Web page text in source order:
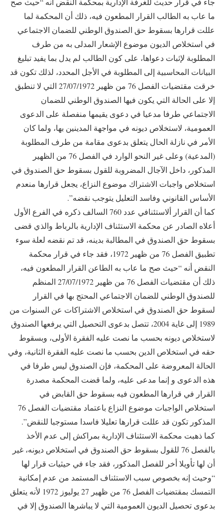
ما عاب به الطالب القرار المطعون فيه، ذلك أن المحكمة لما
عللت قرارها بسقوط حق الصندوق الوطني للضمان الاجتماعي
في استخلاص الديون موضوع الإشعار المدلى به من طرف
المطلوبة لإثبات دعواها، على كون الطالب لم يدل بما يفيد تبليغ
البيانات المحاسبية إلى المطلوبة في الأجل المحدد، لذلك تكون قد
خرقت مقتضيات الفصل 76 من ظهير 27/07/1972 التي لا تنطبق
إلا على الحالة التي يكون فيها الصندوق الوطني للضمان
الاجتماعي طرفا مدعيا في دعوى يقيمها منفصلة على الدعوى
العمومية، لاستخلاص ديونه في مواجهة المدينين بها، ولما كان
الأمر في نازلة الحال يتعلق بدعوى مقامة من طرف المطلوبة
(المدعية) وعلى غير النحو الوارد في الفصل 76 من الظهير
المذكور، داخل الآجال المضروبة للقول بسقوط حق الصندوق في
استخلاص واجبات الاشتراك موضوع النزاع، يجعل قرارها منعدم
الأساس القانوني وفاسد التعليل يتوجب نقضه”.
كما أن القرار ألاستئنافي عدد 760 السالف ذكره في الفرع الأول
أعلاه الصادر عن محكمة الاستئناف الإدارية بالرباط والذي قضى
بسقوط حق الصندوق في المطالبة بدينه، قد تم نقضه لعلة سوء
تطبيق الفصل 76 من ظهير 1972، فقد جاء في قرار محكمة
النقض أنه “حيث صح ما عاب به الطاعن القرار المطعون فيه،
ذلك أن مقتضيات الفصل 76 من ظهير 27/07/1972 المنظم
للصندوق الوطني للضمان الاجتماعي المحتج بها في القرار
لسقوط حق الصندوق في استخلاص الاشتراكات عن السنوات من
1989 إلى غاية 2004، تتصل بدعوى التحصيل التي يرفعها الصندوق
لاستخلاص ديونه بحسب ما نصت عليه الفقرة الأولى، وبسقوط
حقه في استخلاص الدين بحسب ما نصت عليه الفقرة الثانية، وفي
الحالة المعروضة على المحكمة، فإن الصندوق ليس طرفا في
هذه الدعوى و إنما مدعى عليه، ولما قضت المحكمة مصدرة
القرار في قرارها المطعون فيه بسقوط حق القابض في
استخلاص الواجبات موضوع النزاع باعتماد مقتضيات الفصل 76
المذكور تكون قد عللت قرارها تعليلا فاسدا مستوجبا للنقض”.
كما ذهبت محكمة الاستئناف الإدارية بمراكش إلى عدم الأخذ
بالفصل 76 للقول بسقوط حق الصندوق في استخلاص ديونه، غير
أن لها تأويلا أخر للفصل المذكور، فقد جاء في حيثيات قرار لها
“وحيث إنه بخصوص سبب الاستئناف المستمد من عدم إمكانية
التمسك بمقتضيات الفصل 76 من ظهير 27 يوليوز 1972 لأنه يتعلق
بدعوى تحصيل الديون العمومية التي لا يباشرها الصندوق إلا في